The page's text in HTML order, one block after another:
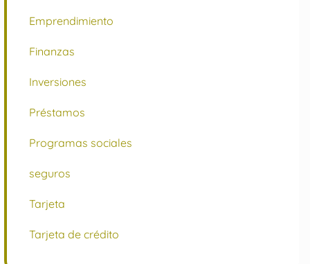
Emprendimiento
Finanzas
Inversiones
Préstamos
Programas sociales
seguros
Tarjeta
Tarjeta de crédito